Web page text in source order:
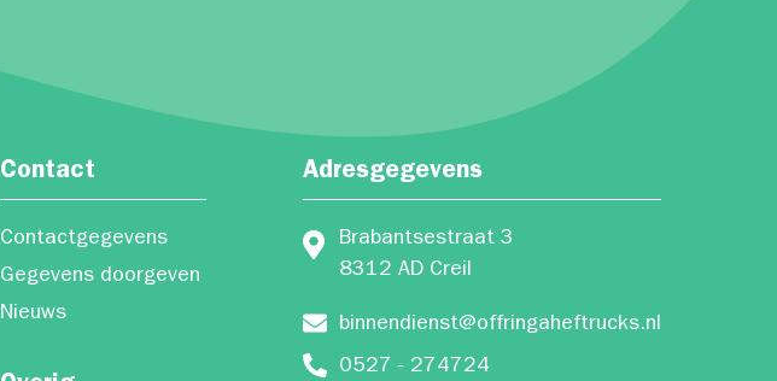
Contact
Contactgegevens
Gegevens doorgeven
Nieuws
Adresgegevens
Brabantsestraat 3
8312 AD Creil
binnendienst@offringaheftrucks.nl
0527 - 274724